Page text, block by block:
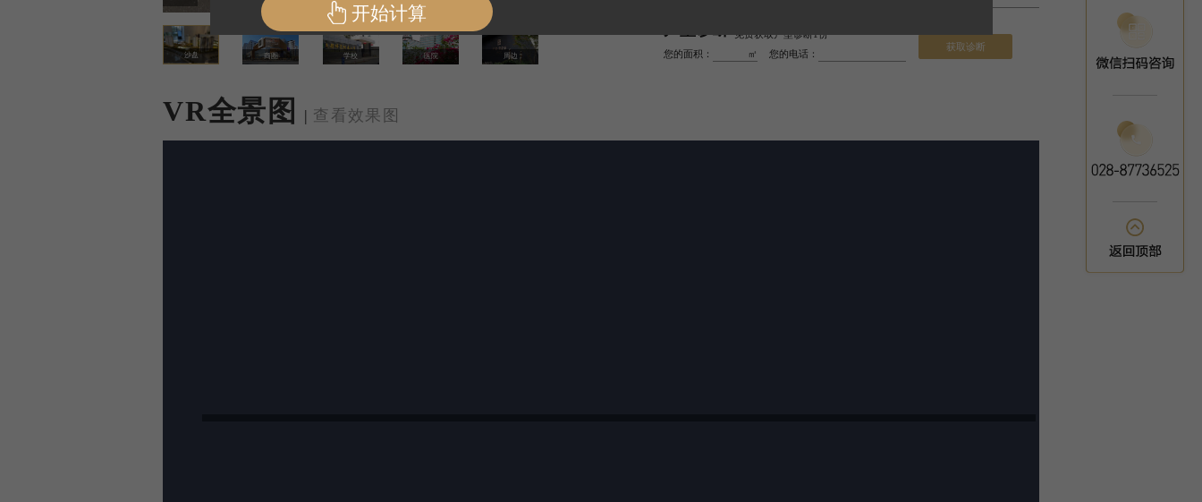
沙盘 商圈 学校 医院 周边
免费获取户型诊断1份
您的面积：
㎡ 您的电话：
获取诊断
VR全景图 | 查看效果图